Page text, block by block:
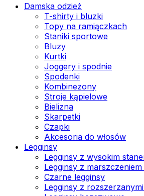
Damska odzież
T-shirty i bluzki
Topy na ramiączkach
Staniki sportowe
Bluzy
Kurtki
Joggery i spodnie
Spodenki
Kombinezony
Stroje kąpielowe
Bielizna
Skarpetki
Czapki
Akcesoria do włosów
Legginsy
Legginsy z wysokim
Legginsy z
Czarne legginsy
Legginsy z